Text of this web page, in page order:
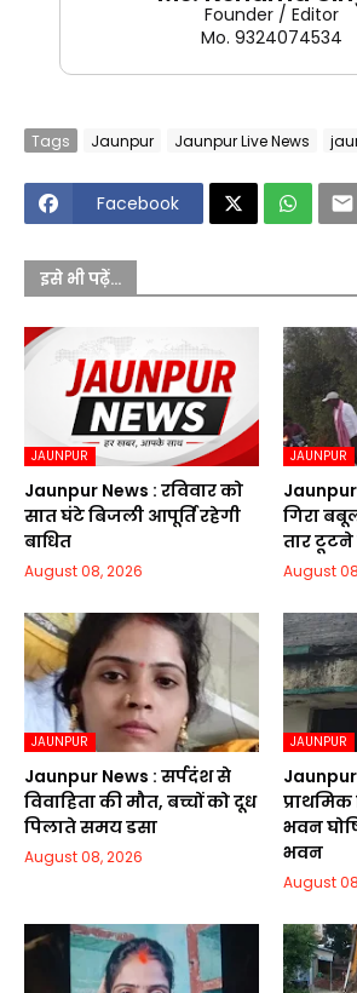
Founder / Editor
Mo. 9324074534
Tags Jaunpur Jaunpur Live News
Facebook
इसे भी पढ़ें...
JAUNPUR
Jaunpur News : रविवार को
सात घंटे बिजली आपूर्ति रहेगी
बाधित
August 08, 2026
JAUNPUR
गिरा
तार टूटने
August
JAUNPUR
Jaunpur News : सर्पदंश से
विवाहिता की मौत, बच्चों को दूध
पिलाते समय डसा
August 08, 2026
JAUNPUR
प्राथमिक
भवन
भवन
August